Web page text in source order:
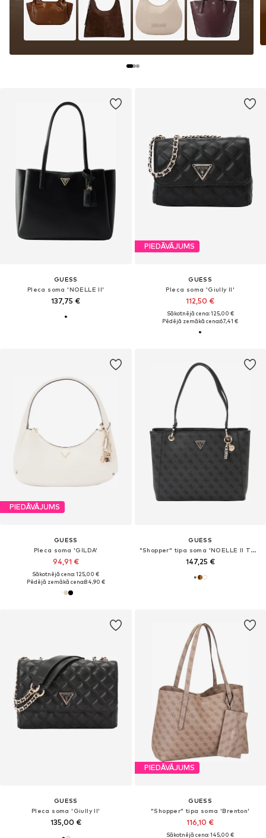
GUESS
Pleca soma 'NOELLE II'
137,75 €
PIEDĀVĀJUMS
GUESS
Pleca soma 'Giully II'
112,50 €
Sākotnējā cena: 125,00 €
Pēdējā zemākā cena:67,41 €
PIEDĀVĀJUMS
GUESS
Pleca soma 'GILDA'
94,91 €
Sākotnējā cena: 125,00 €
Pēdējā zemākā cena:84,90 €
GUESS
"Shopper" tipa soma 'NOELLE II TOTE'
147,25 €
GUESS
Pleca soma 'Giully II'
135,00 €
PIEDĀVĀJUMS
GUESS
"Shopper" tipa soma 'Brenton'
116,10 €
Sākotnējā cena: 145,00 €